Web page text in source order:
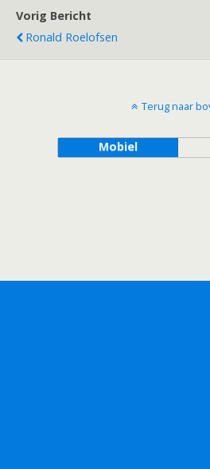
Vorig Bericht
Ronald Roelofsen
Terug naar
Mobiel